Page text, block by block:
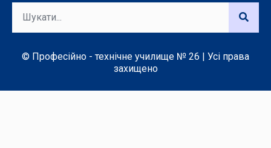
© Професійно - технічне училище № 26 | Усі права
захищено